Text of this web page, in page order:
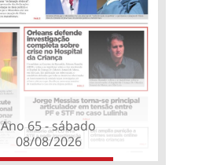
Ano 65 - sábado
08/08/2026